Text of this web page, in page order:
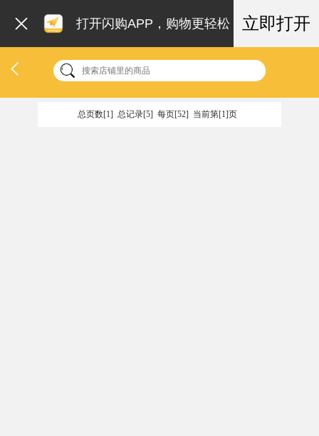
打开闪购APP，购物更轻松 立即打开
总页数[1] 总记录[5] 每页[52] 当前第[1]页